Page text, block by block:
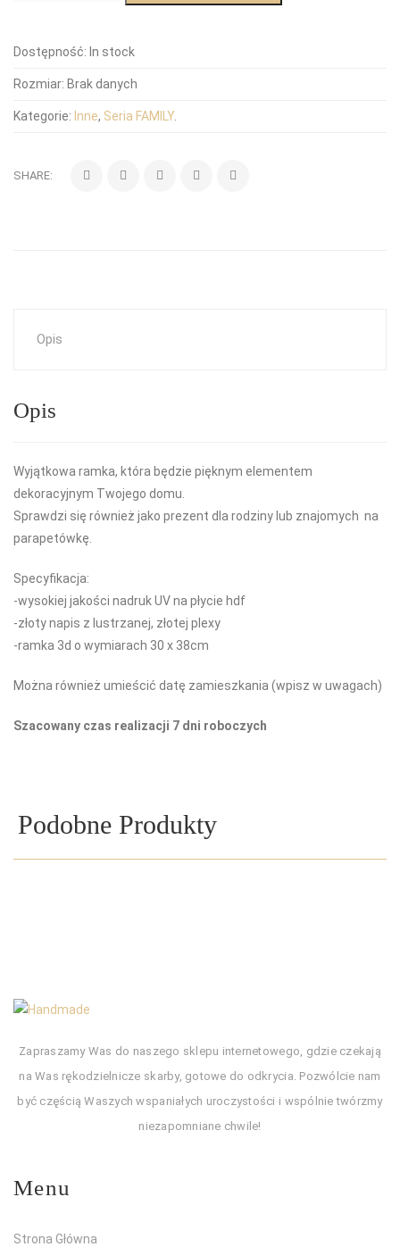
Dostępność: In stock
Rozmiar: Brak danych
Kategorie: Inne, Seria FAMILY.
SHARE:
Opis
Opis
Wyjątkowa ramka, która będzie pięknym elementem
dekoracyjnym Twojego domu.
Sprawdzi się również jako prezent dla rodziny lub znajomych na
parapetówkę.
Specyfikacja:
-wysokiej jakości nadruk UV na płycie hdf
-złoty napis z lustrzanej, złotej plexy
-ramka 3d o wymiarach 30 x 38cm
Można również umieścić datę zamieszkania (wpisz w uwagach)
Szacowany czas realizacji 7 dni roboczych
Podobne Produkty
Zapraszamy Was do naszego sklepu internetowego, gdzie czekają
na Was rękodzielnicze skarby, gotowe do odkrycia. Pozwólcie nam
być częścią Waszych wspaniałych uroczystości i wspólnie twórzmy
niezapomniane chwile!
Menu
Strona Główna